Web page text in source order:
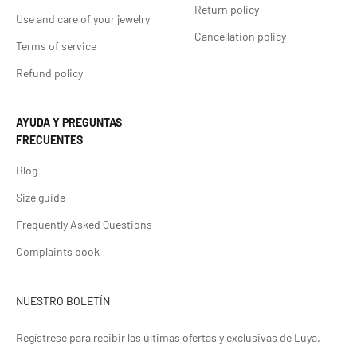
Use and care of your jewelry
Terms of service
Refund policy
Return policy
Cancellation policy
AYUDA Y PREGUNTAS
FRECUENTES
Blog
Size guide
Frequently Asked Questions
Complaints book
NUESTRO BOLETÍN
Regístrese para recibir las últimas ofertas y exclusivas de Luya.